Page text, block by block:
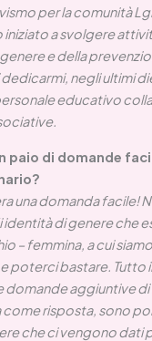
per la comunità
iniziato a svolgere
e della
negli ultimi
educativo
paio di domande
una domanda facile!
identità di genere che
– femmina, a cui
poterci bastare. Tutto
domande aggiuntive di
risposta, sono
che ci vengono dati